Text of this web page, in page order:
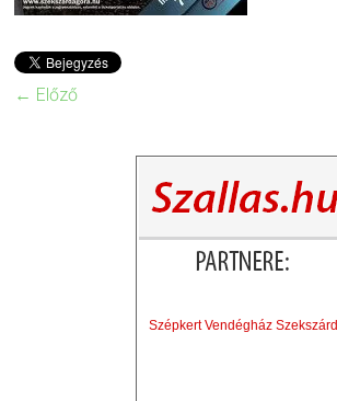
← Előző
Szépkert Vendégház Szekszárd